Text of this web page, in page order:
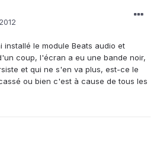
installé le module Beats audio et
coup, l'écran a eu une bande noir,
et qui ne s'en va plus, est-ce le
ou bien c'est à cause de tous les